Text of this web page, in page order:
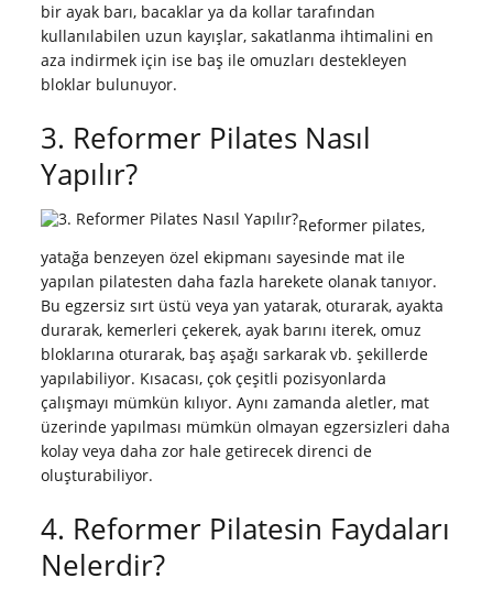
bir ayak barı, bacaklar ya da kollar tarafından
kullanılabilen uzun kayışlar, sakatlanma ihtimalini en
aza indirmek için ise baş ile omuzları destekleyen
bloklar bulunuyor.
3. Reformer Pilates Nasıl
Yapılır?
Reformer pilates,
yatağa benzeyen özel ekipmanı sayesinde mat ile
yapılan pilatesten daha fazla harekete olanak tanıyor.
Bu egzersiz sırt üstü veya yan yatarak, oturarak, ayakta
durarak, kemerleri çekerek, ayak barını iterek, omuz
bloklarına oturarak, baş aşağı sarkarak vb. şekillerde
yapılabiliyor. Kısacası, çok çeşitli pozisyonlarda
çalışmayı mümkün kılıyor. Aynı zamanda aletler, mat
üzerinde yapılması mümkün olmayan egzersizleri daha
kolay veya daha zor hale getirecek direnci de
oluşturabiliyor.
4. Reformer Pilatesin Faydaları
Nelerdir?